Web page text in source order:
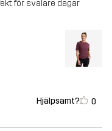
för svalare dagar
Hjälpsamt? 0